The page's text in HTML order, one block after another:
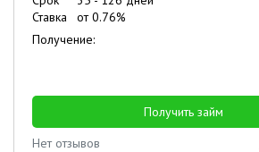
Ставка
от0.76%
Получение:
Получить займ
Нет отзывов